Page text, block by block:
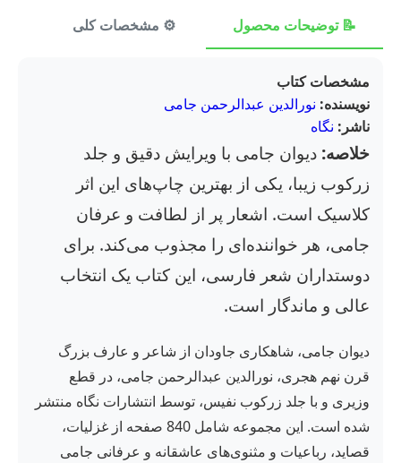
📝 توضیحات محصول ⚙️ مشخصات کلی
مشخصات کتاب
نویسنده: نورالدین عبدالرحمن جامی
ناشر: نگاه
خلاصه: دیوان جامی با ویرایش دقیق و جلد
زرکوب زیبا، یکی از بهترین چاپ‌های این اثر
کلاسیک است. اشعار پر از لطافت و عرفان
جامی، هر خواننده‌ای را مجذوب می‌کند. برای
دوستداران شعر فارسی، این کتاب یک انتخاب
عالی و ماندگار است.
دیوان جامی، شاهکاری جاودان از شاعر و عارف بزرگ
قرن نهم هجری، نورالدین عبدالرحمن جامی، در قطع
وزیری و با جلد زرکوب نفیس، توسط انتشارات نگاه منتشر
شده است. این مجموعه شامل 840 صفحه از غزلیات،
قصاید، رباعیات و مثنوی‌های عاشقانه و عرفانی جامی